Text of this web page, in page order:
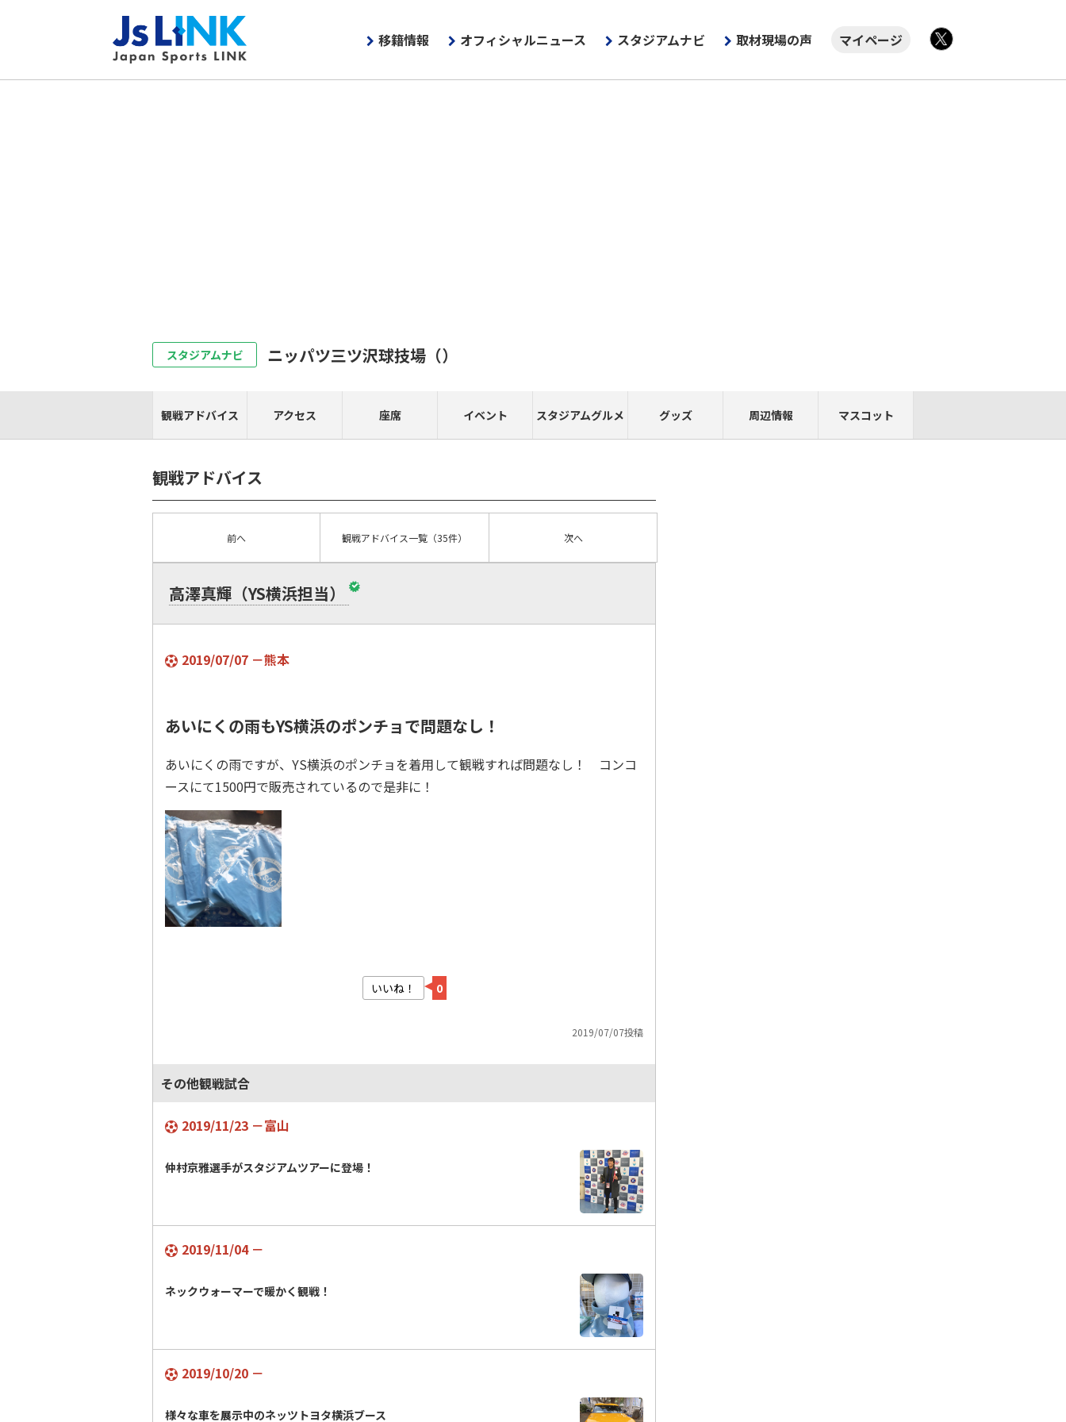
移籍情報 オフィシャルニュース スタジアムナビ 取材現場の声
マイページ
スタジアムナビ ニッパツ三ツ沢球技場 （）
観戦アドバイス アクセス 座席 イベント スタジアムグルメ グッズ 周辺情報 マスコット
観戦アドバイス
前へ 観戦アドバイス一覧 （35件） 次へ
高澤真輝（YS横浜担当）
2019/07/07 －熊本
あいにくの雨もYS横浜のポンチョで問題なし！
あいにくの雨ですが、YS横浜のポンチョを着用して観戦すれば問題なし！ コンコ
ースにて1500円で販売されているので是非に！
いいね！ 0
2019/07/07投稿
その他観戦試合
2019/11/23 －富山
仲村京雅選手がスタジアムツアーに登場！
2019/11/04 －
ネックウォーマーで暖かく観戦！
2019/10/20 －
様々な車を展示中のネッツトヨタ横浜ブース